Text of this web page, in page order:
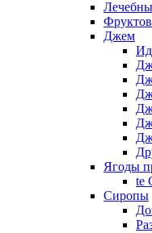
Джем
Ягоды
te
Сиропы